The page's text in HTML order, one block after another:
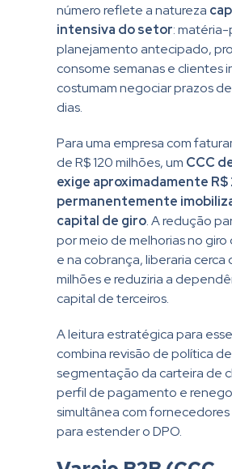
número reflete a natureza
intensiva do setor:
planejamento antecipado,
consome semanas e clientes
costumam negociar prazos
dias.
Para uma empresa com
de R$ 120 milhões, um CCC
exige aproximadamente R$
permanentemente
capital de giro. A redução
por meio de melhorias no
e na cobrança, liberaria cerca
milhões e reduziria a
capital de terceiros.
A leitura estratégica para
combina revisão de política
segmentação da carteira de
perfil de pagamento e
simultânea com
para estender o DPO.